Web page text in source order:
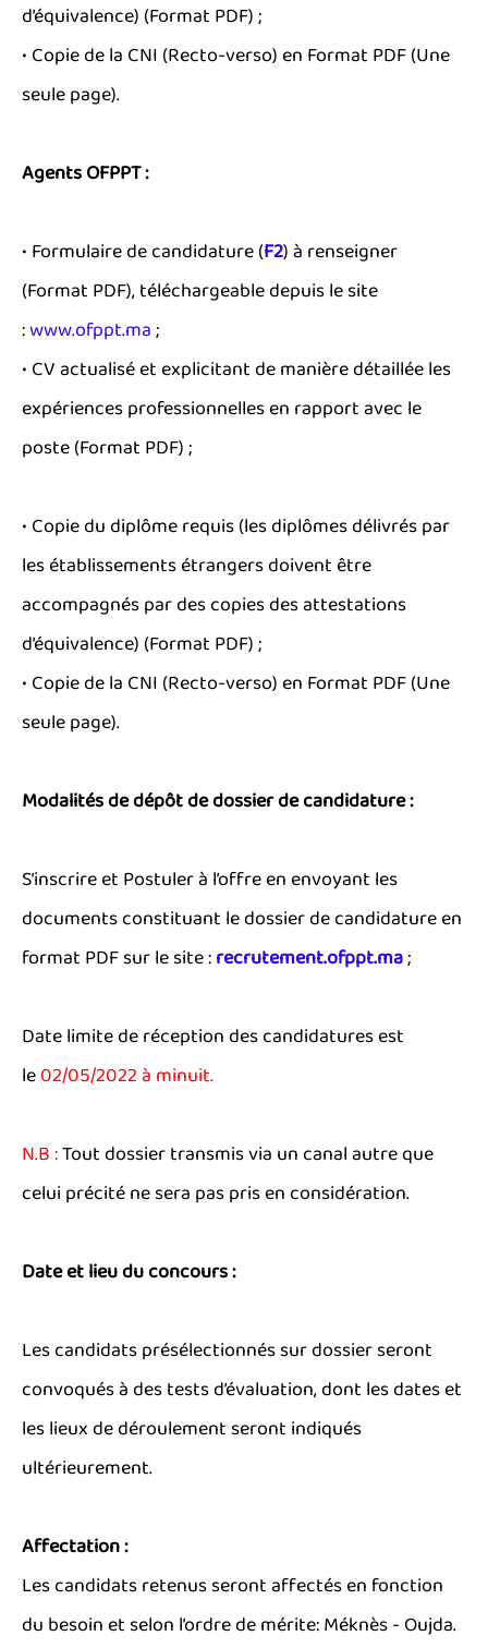
d’équivalence) (Format PDF) ;
• Copie de la CNI (Recto-verso) en Format PDF (Une
seule page).
Agents OFPPT :
• Formulaire de candidature(F2)à renseigner
(Format PDF), téléchargeable depuis le site
:www.ofppt.ma;
• CV actualisé et explicitant de manière détaillée les
expériences professionnelles en rapport avec le
poste (Format PDF) ;
• Copie du diplôme requis (les diplômes délivrés par
les établissements étrangers doivent être
accompagnés par des copies des attestations
d’équivalence) (Format PDF) ;
• Copie de la CNI (Recto-verso) en Format PDF (Une
seule page).
Modalités de dépôt de dossier de candidature :
S’inscrire et Postuler à l’offre en envoyant les
documents constituant le dossier de candidature en
format PDF sur le site :recrutement.ofppt.ma;
Date limite de réception des candidatures est
le02/05/2022 à minuit.
N.B :Tout dossier transmis via un canal autre que
celui précité ne sera pas pris en considération.
Date et lieu du concours :
Les candidats présélectionnés sur dossier seront
convoqués à des tests d’évaluation, dont les dates et
les lieux de déroulement seront indiqués
ultérieurement.
Affectation :
Les candidats retenus seront affectés en fonction
du besoin et selon l’ordre de mérite: Méknès - Oujda.